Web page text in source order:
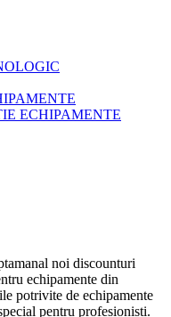
ECHIPAMENTE
noi discounturi
echipamente din
potrivite de echipamente
pentru profesionisti.